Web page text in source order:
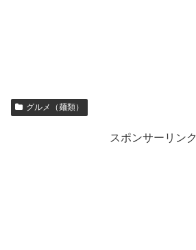
グルメ（麺類）
スポンサーリンク